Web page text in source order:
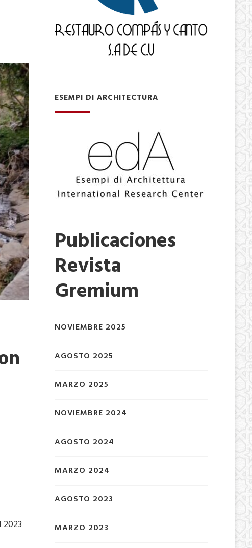
ESEMPI DI ARCHITECTURA
Publicaciones
Revista
Gremium
NOVIEMBRE 2025
AGOSTO 2025
MARZO 2025
NOVIEMBRE 2024
AGOSTO 2024
MARZO 2024
AGOSTO 2023
MARZO 2023